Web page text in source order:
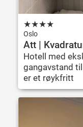
★★★★
Oslo
Att |
Hotell med
gangavstand
er et røykfritt